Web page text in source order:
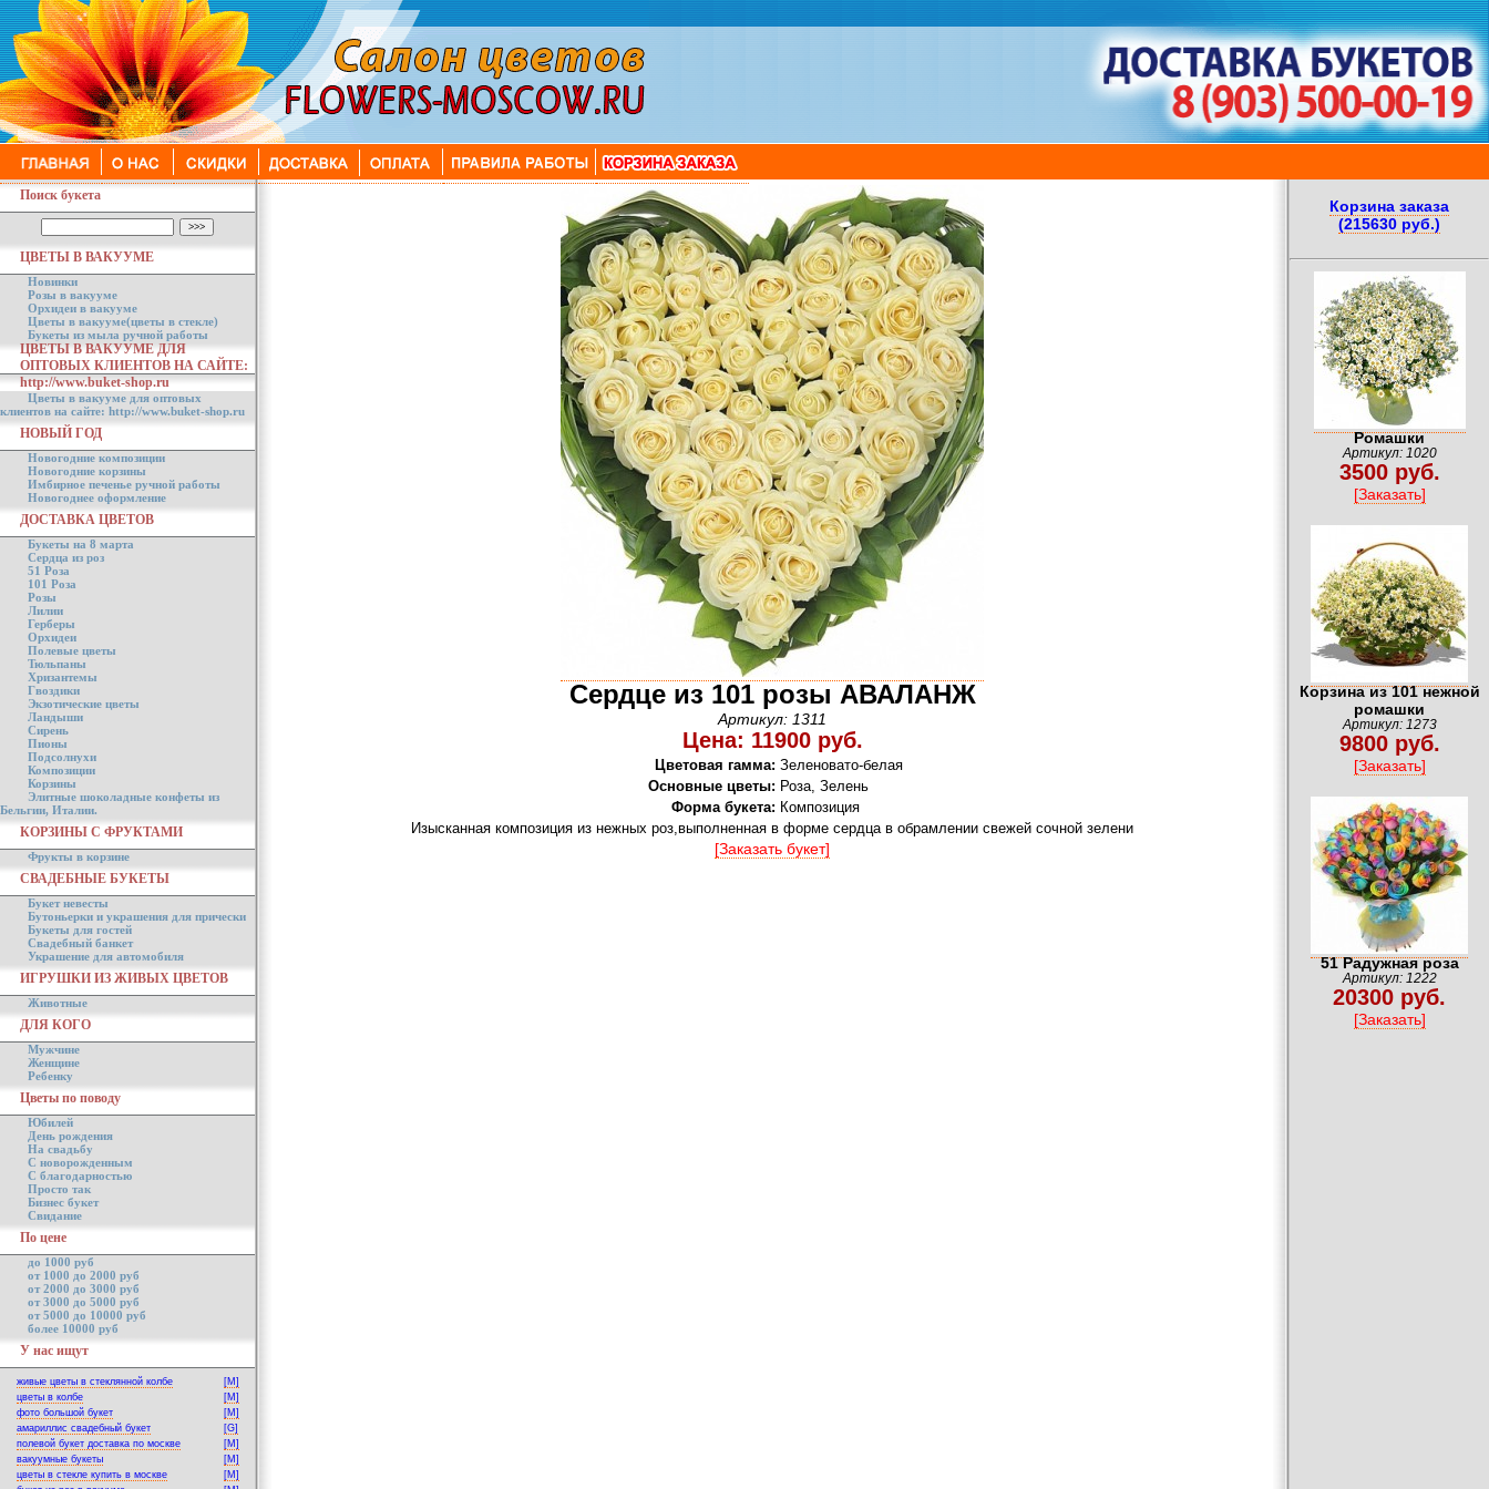
Поиск букета
ЦВЕТЫ В ВАКУУМЕ
Новинки
Розы в вакууме
Орхидеи в вакууме
Цветы в вакууме(цветы в стекле)
Букеты из мыла ручной работы
ЦВЕТЫ В ВАКУУМЕ ДЛЯ
ОПТОВЫХ КЛИЕНТОВ НА САЙТЕ:
http://www.buket-shop.ru
Цветы в вакууме для оптовых
клиентов на сайте: http://www.buket-shop.ru
НОВЫЙ ГОД
Новогодние композиции
Новогодние корзины
Имбирное печенье ручной работы
Новогоднее оформление
ДОСТАВКА ЦВЕТОВ
Букеты на 8 марта
Сердца из роз
51 Роза
101 Роза
Розы
Лилии
Герберы
Орхидеи
Полевые цветы
Тюльпаны
Хризантемы
Гвоздики
Экзотические цветы
Ландыши
Сирень
Пионы
Подсолнухи
Композиции
Корзины
Элитные шоколадные конфеты из
Бельгии, Италии.
КОРЗИНЫ С ФРУКТАМИ
Фрукты в корзине
СВАДЕБНЫЕ БУКЕТЫ
Букет невесты
Бутоньерки и украшения для прически
Букеты для гостей
Свадебный банкет
Украшение для автомобиля
ИГРУШКИ ИЗ ЖИВЫХ ЦВЕТОВ
Животные
ДЛЯ КОГО
Мужчине
Женщине
Ребенку
Цветы по поводу
Юбилей
День рождения
На свадьбу
С новорожденным
С благодарностью
Просто так
Бизнес букет
Свидание
По цене
до 1000 руб
от 1000 до 2000 руб
от 2000 до 3000 руб
от 3000 до 5000 руб
от 5000 до 10000 руб
более 10000 руб
У нас ищут
живые цветы в стеклянной колбе
[M]
цветы в колбе
[M]
фото большой букет
[M]
амариллис свадебный букет
[G]
полевой букет доставка по москве
[M]
вакуумные букеты
[M]
цветы в стекле купить в москве
[M]
Сердце из 101 розы АВАЛАНЖ
Артикул: 1311
Цена: 11900 руб.
Цветовая гамма: Зеленовато-белая
Основные цветы: Роза, Зелень
Форма букета: Композиция
Изысканная композиция из нежных роз,выполненная в форме сердца в обрамлении свежей сочной зелени
[Заказать букет]
Корзина заказа
(215630 руб.)
Ромашки
Артикул: 1020
3500 руб.
[Заказать]
Корзина из 101 нежной
ромашки
Артикул: 1273
9800 руб.
[Заказать]
51 Радужная роза
Артикул: 1222
20300 руб.
[Заказать]